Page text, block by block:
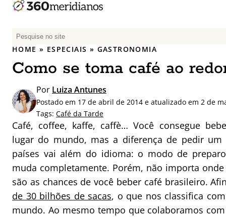
P
e
q
i
s
r
p
o
r
:
HOME » ESPECIAIS » GASTRONOMIA
Como se toma café ao
Por Luiza Antunes
Postado em 17 de abril de 2014 e atualizado em 2 de
Tags: Café da Tarde
Café, coffee, kaffe, caffè… Você consegue
lugar do mundo, mas a diferença de pedir um
países vai além do idioma: o modo de
muda completamente. Porém, não importa
são as chances de você beber café brasileiro.
de 30 bilhões de sacas, o que nos classifica
mundo. Ao mesmo tempo que colaboramos